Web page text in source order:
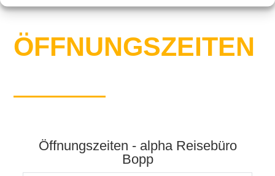
ÖFFNUNGS­ZEITEN
Öffnungszeiten - alpha Reisebüro
Bopp